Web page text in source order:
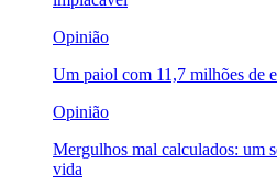
Opinião
Um paiol com 11,7 milhões de
Opinião
Mergulhos mal calculados: um
vida